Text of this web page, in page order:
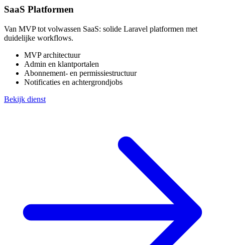
SaaS Platformen
Van MVP tot volwassen SaaS: solide Laravel platformen met
duidelijke workflows.
MVP architectuur
Admin en klantportalen
Abonnement- en permissiestructuur
Notificaties en achtergrondjobs
Bekijk dienst